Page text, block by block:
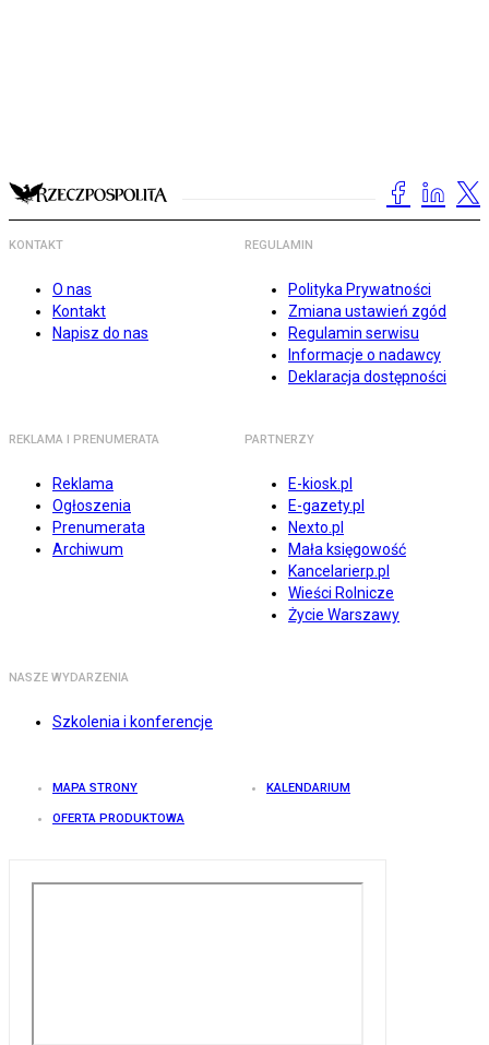
KONTAKT
O nas
Kontakt
Napisz do nas
REGULAMIN
Polityka Prywatności
Zmiana ustawień zgód
Regulamin serwisu
Informacje o nadawcy
Deklaracja dostępności
REKLAMA I PRENUMERATA
Reklama
Ogłoszenia
Prenumerata
Archiwum
PARTNERZY
E-kiosk.pl
E-gazety.pl
Nexto.pl
Mała księgowość
Kancelarierp.pl
Wieści Rolnicze
Życie Warszawy
NASZE WYDARZENIA
Szkolenia i konferencje
MAPA STRONY KALENDARIUM
OFERTA PRODUKTOWA